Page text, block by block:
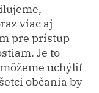
viac aj
pre prístup
Je to
uchýliť
občania by